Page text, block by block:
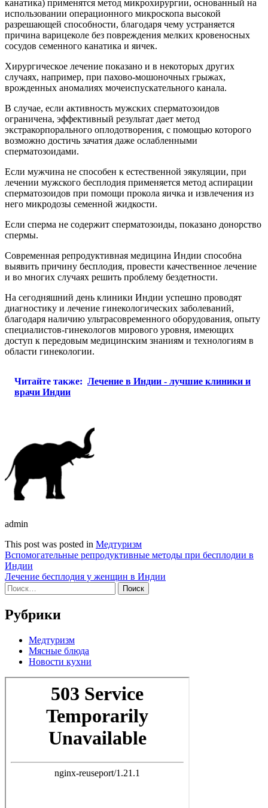
канатика) применятся метод микрохирургии, основанный на
использовании операционного микроскопа высокой
разрешающей способности, благодаря чему устраняется
причина варицеколе без повреждения мелких кровеносных
сосудов семенного канатика и яичек.
Хирургическое лечение показано и в некоторых других
случаях, например, при пахово-мошоночных грыжах,
врожденных аномалиях мочеиспускательного канала.
В случае, если активность мужских сперматозоидов
ограничена, эффективный результат дает метод
экстракорпорального оплодотворения, с помощью которого
возможно достичь зачатия даже ослабленными
сперматозоидами.
Если мужчина не способен к естественной эякуляции, при
лечении мужского бесплодия применяется метод аспирации
сперматозоидов при помощи прокола яичка и извлечения из
него микродозы семенной жидкости.
Если сперма не содержит сперматозоиды, показано донорство
спермы.
Современная репродуктивная медицина Индии способна
выявить причину бесплодия, провести качественное лечение
и во многих случаях решить проблему бездетности.
На сегодняшний день клиники Индии успешно проводят
диагностику и лечение гинекологических заболеваний,
благодаря наличию ультрасовременного оборудования, опыту
специалистов-гинекологов мирового уровня, имеющих
доступ к передовым медицинским знаниям и технологиям в
области гинекологии.
Читайте также: Лечение в Индии - лучшие клиники и
врачи Индии
admin
This post was posted in Медтуризм
Навигация
по
записям
Вспомогательные репродуктивные методы при бесплодии в
Индии
Лечение бесплодия у женщин в Индии
Найти:
Рубрики
Медтуризм
Мясные блюда
Новости кухни